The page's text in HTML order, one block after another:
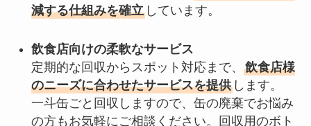
減する仕組みを確立しています。
飲食店向けの柔軟なサービス
定期的な回収からスポット対応まで、 飲食店様
のニーズに合わせたサービスを提供します。
一斗缶ごと回収しますので、缶の廃棄でお悩み
の方もお気軽にご相談ください。回収用のボト